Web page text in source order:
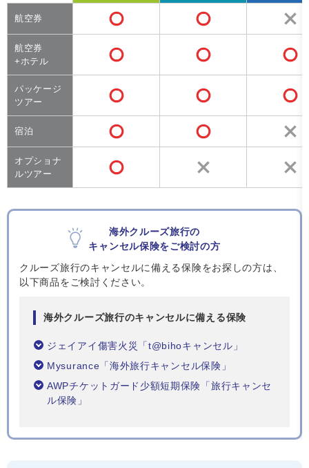
航空券
航空券
+ホテル
パッケージ
ツアー
宿泊
オプショナ
ルツアー
海外クルーズ旅行の
キャンセル保険をご検討の方
クルーズ旅行のキャンセルに備える保険をお探しの方は、
以下商品をご検討ください。
海外クルーズ旅行のキャンセルに備える保険
ジェイアイ傷害火災「t@bihoキャンセル」
Mysurance「海外旅行キャンセル保険」
AWPチケットガード少額短期保険「旅行キャンセ
ル保険」